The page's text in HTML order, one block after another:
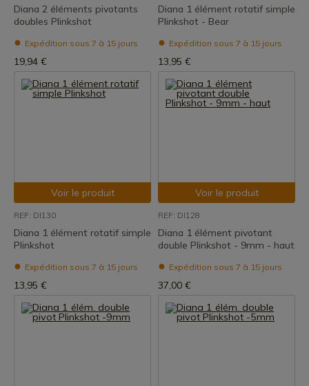
Diana 2 éléments pivotants
doubles Plinkshot
Expédition sous 7 à 15 jours
19,94 €
Diana 1 élément rotatif simple
Plinkshot - Bear
Expédition sous 7 à 15 jours
13,95 €
Voir le produit
REF: DI130
Diana 1 élément rotatif simple
Plinkshot
Expédition sous 7 à 15 jours
13,95 €
Voir le produit
REF: DI128
Diana 1 élément pivotant
double Plinkshot - 9mm - haut
Expédition sous 7 à 15 jours
37,00 €